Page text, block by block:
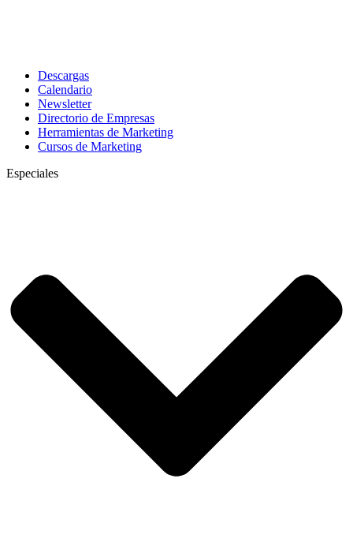
Descargas
Calendario
Newsletter
Directorio de Empresas
Herramientas de Marketing
Cursos de Marketing
Especiales